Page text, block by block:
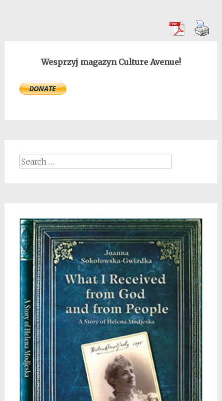
Wesprzyj magazyn Culture Avenue!
Search